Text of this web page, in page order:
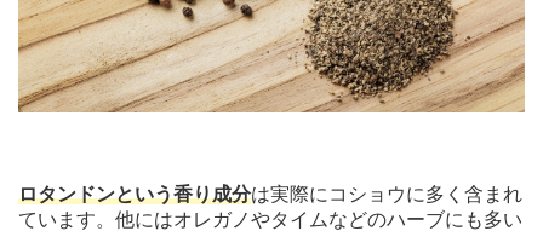
ロタンドンという香り成分は実際にコショウに多く含まれ
ています。他にはオレガノやタイムなどのハーブにも多い